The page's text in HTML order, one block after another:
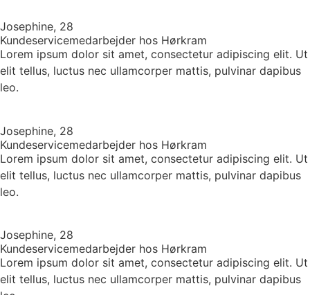
Josephine, 28
Kundeservicemedarbejder hos Hørkram
Lorem ipsum dolor sit amet, consectetur adipiscing elit. Ut
elit tellus, luctus nec ullamcorper mattis, pulvinar dapibus
leo.
Josephine, 28
Kundeservicemedarbejder hos Hørkram
Lorem ipsum dolor sit amet, consectetur adipiscing elit. Ut
elit tellus, luctus nec ullamcorper mattis, pulvinar dapibus
leo.
Josephine, 28
Kundeservicemedarbejder hos Hørkram
Lorem ipsum dolor sit amet, consectetur adipiscing elit. Ut
elit tellus, luctus nec ullamcorper mattis, pulvinar dapibus